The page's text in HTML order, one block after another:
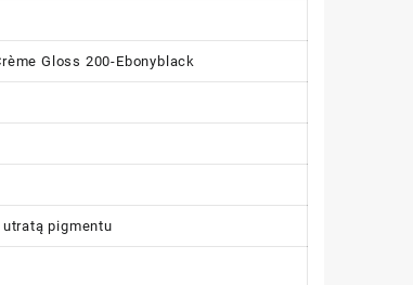
Gloss 200-Ebonyblack
utratą pigmentu